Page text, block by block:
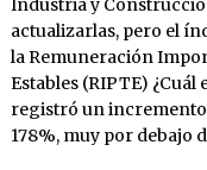
Industria y
actualizarlas, pero el
la Remuneración
Estables (RIPTE) ¿Cuál
registró un incremento
178%, muy por debajo